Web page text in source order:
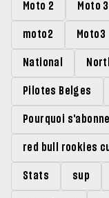
Moto 2 Moto 3
moto2 Moto3
National
Pilotes Belges
Pourquoi
red bull rookies
Stats sup